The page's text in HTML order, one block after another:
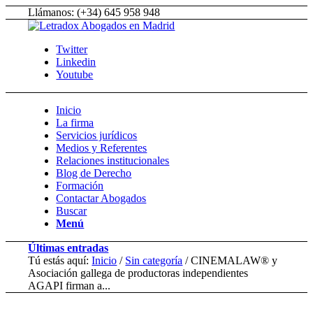
Llámanos: (+34) 645 958 948
Twitter
Linkedin
Youtube
Inicio
La firma
Servicios jurídicos
Medios y Referentes
Relaciones institucionales
Blog de Derecho
Formación
Contactar Abogados
Buscar
Menú
Últimas entradas
Tú estás aquí: Inicio / Sin categoría / CINEMALAW® y
Asociación gallega de productoras independientes
AGAPI firman a...